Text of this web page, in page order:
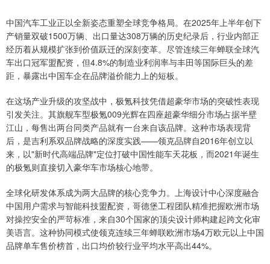
中国汽车工业正以全新姿态重塑全球竞争格局。在2025年上半年创下
产销量双破1500万辆、出口量达308万辆的历史纪录后，行业内部正
经历着从规模扩张到价值跃迁的深刻变革。尽管连续三年蝉联全球汽
车出口冠军盟配资，但4.8%的制造业利润率与丰田等国际巨头的差
距，暴露出中国车企在品牌溢价能力上的短板。
在这场产业升级的攻坚战中，极氪科技凭借超豪华市场的突破性表现
引发关注。其旗舰车型极氪009光辉在四座超豪华细分市场占据半壁
江山，每售出两台同类产品就有一台来自该品牌。这种市场表现背
后，是吉利系双品牌战略的深度实践——领克品牌自2016年创立以
来，以"新时代高端品牌"定位打破中国性能车天花板，而2021年诞生
的极氪则直接切入豪华车市场核心地带。
全球化研发体系成为两大品牌的核心竞争力。上海设计中心深度融合
中国用户需求与智能科技盟配资，哥德堡工程团队精准把握欧洲市场
对操控安全的严苛标准，来自30个国家的顶尖设计师构建起跨文化审
美语言。这种协同模式使领克连续三年蝉联欧洲市场4万欧元以上中国
品牌单车售价榜首，出口均价较行业平均水平高出44%。